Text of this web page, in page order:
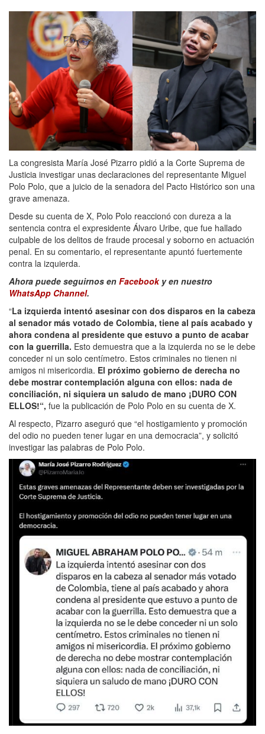
La congresista María José Pizarro pidió a la Corte Suprema de
Justicia investigar unas declaraciones del representante Miguel
Polo Polo, que a juicio de la senadora del Pacto Histórico son una
grave amenaza.
Desde su cuenta de X, Polo Polo reaccionó con dureza a la
sentencia contra el expresidente Álvaro Uribe, que fue hallado
culpable de los delitos de fraude procesal y soborno en actuación
penal. En su comentario, el representante apuntó fuertemente
contra la izquierda.
Ahora puede seguirnos en Facebooky en nuestro
WhatsApp Channel.
“La izquierda intentó asesinar con dos disparos en la cabeza
al senador más votado de Colombia, tiene al país acabado y
ahora condena al presidente que estuvo a punto de acabar
con la guerrilla. Esto demuestra que a la izquierda no se le debe
conceder ni un solo centímetro. Estos criminales no tienen ni
amigos ni misericordia. El próximo gobierno de derecha no
debe mostrar contemplación alguna con ellos: nada de
conciliación, ni siquiera un saludo de mano ¡DURO CON
ELLOS!“, fue la publicación de Polo Polo en su cuenta de X.
Al respecto, Pizarro aseguró que “el hostigamiento y promoción
del odio no pueden tener lugar en una democracia”, y solicitó
investigar las palabras de Polo Polo.